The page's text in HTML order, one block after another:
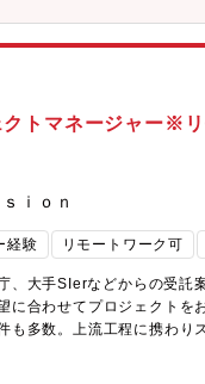
化・効率化が可能なポイン
場の社員が使いやすいワー
支援:：本社BPRやプロダク
ツールの導入教育や、現場
を繰り返します。２．社内
： 現場で生まれた有効なプ
他部門でも展開できる仕組
：社内向けの勉強会やガイ
用スキルの底上げを支援し
導入担当ではなく、AIを実
ジェクトの推進リーダーと
」という難易度・市場価値
クトマネージャー※
ｉｏｎ
経験 リモートワーク可
、大手SIerなどからの受託
に合わせてプロジェクトを
も多数。上流工程に携わり
お仕事をお任せします。【